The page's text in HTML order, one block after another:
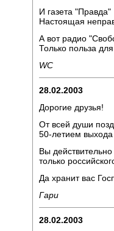
И газета "Правда"
Настоящая
А вот радио
Только польза
WC
28.02.2003
Дорогие друзья!
От всей души
50-летием
Вы
только
Да хранит вас
Гари
28.02.2003